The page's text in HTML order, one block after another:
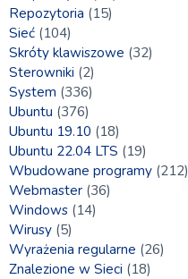
Repozytoria (15)
Sieć (104)
Skróty klawiszowe (32)
Sterowniki (2)
System (336)
Ubuntu (376)
Ubuntu 19.10 (18)
Ubuntu 22.04 LTS (19)
Wbudowane programy (212)
Webmaster (36)
Windows (14)
Wirusy (5)
Wyrażenia regularne (26)
Znalezione w Sieci (18)